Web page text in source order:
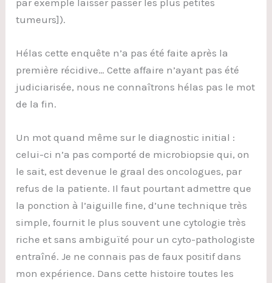
tumeurs]).
Hélas cette enquête n’a pas été faite après la
première récidive… Cette affaire n’ayant pas été
judiciarisée, nous ne connaîtrons hélas pas le mot
de la fin.
Un mot quand même sur le diagnostic initial :
celui-ci n’a pas comporté de microbiopsie qui, on
le sait, est devenue le graal des oncologues, par
refus de la patiente. Il faut pourtant admettre que
la ponction à l’aiguille fine, d’une technique très
simple, fournit le plus souvent une cytologie très
riche et sans ambiguïté pour un cyto-pathologiste
entraîné. Je ne connais pas de faux positif dans
mon expérience. Dans cette histoire toutes les